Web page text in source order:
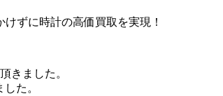
ずに時計の高価買取を実現！
きました。
た。